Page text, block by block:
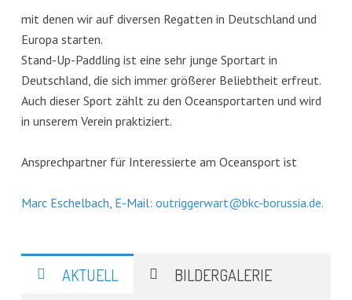
mit denen wir auf diversen Regatten in Deutschland und
Europa starten.
Stand-Up-Paddling ist eine sehr junge Sportart in
Deutschland, die sich immer größerer Beliebtheit erfreut.
Auch dieser Sport zählt zu den Oceansportarten und wird
in unserem Verein praktiziert.
Ansprechpartner für Interessierte am Oceansport ist
Marc Eschelbach, E-Mail: outriggerwart@bkc-borussia.de.
AKTUELL
BILDERGALERIE